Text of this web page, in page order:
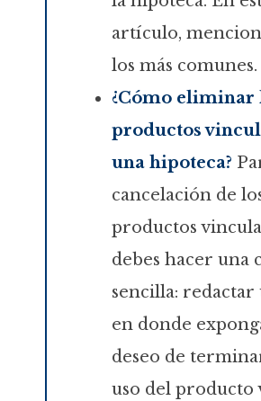
artículo,
los más comunes.
¿Cómo eliminar
productos
una hipoteca?
cancelación de
productos
debes hacer una
sencilla: redactar
en donde
deseo de
uso del producto